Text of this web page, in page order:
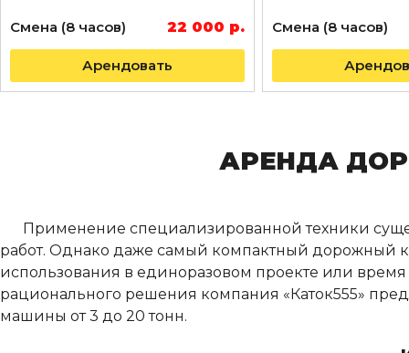
Смена (8 часов) 22 000 р.
Арендовать
Смена (8 часов)
АРЕНДА
Применение специализированной техники
работ. Однако даже самый компактный дорожный
использования в единоразовом проекте или
рационального решения компания «Каток555»
машины от 3 до 20 тонн.